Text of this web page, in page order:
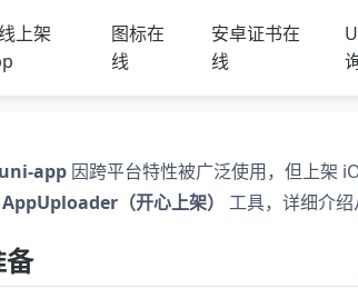
上架
图标在
线
安卓证书在
线
uni-app 因跨平台特性被广泛使用，但上架
AppUploader（开心上架） 工具，详细介